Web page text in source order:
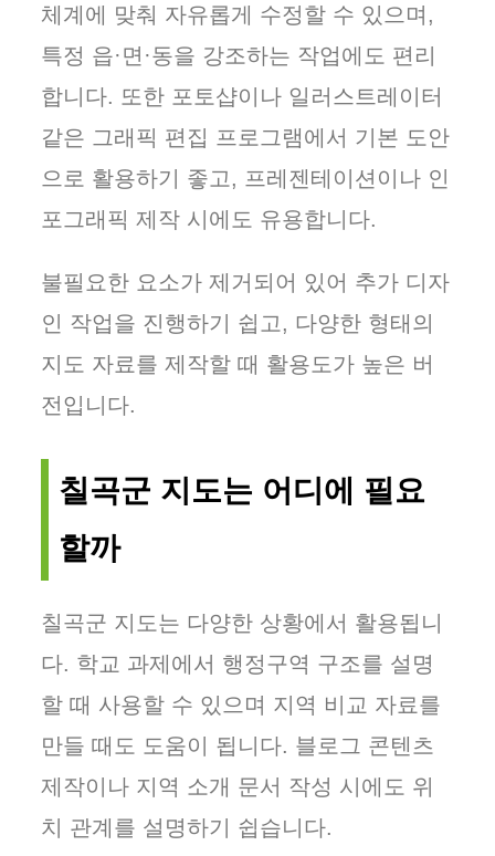
체계에 맞춰 자유롭게 수정할 수 있으며,
특정 읍·면·동을 강조하는 작업에도 편리
합니다. 또한 포토샵이나 일러스트레이터
같은 그래픽 편집 프로그램에서 기본 도안
으로 활용하기 좋고, 프레젠테이션이나 인
포그래픽 제작 시에도 유용합니다.
불필요한 요소가 제거되어 있어 추가 디자
인 작업을 진행하기 쉽고, 다양한 형태의
지도 자료를 제작할 때 활용도가 높은 버
전입니다.
칠곡군 지도는 어디에 필요
할까
칠곡군 지도는 다양한 상황에서 활용됩니
다. 학교 과제에서 행정구역 구조를 설명
할 때 사용할 수 있으며 지역 비교 자료를
만들 때도 도움이 됩니다. 블로그 콘텐츠
제작이나 지역 소개 문서 작성 시에도 위
치 관계를 설명하기 쉽습니다.